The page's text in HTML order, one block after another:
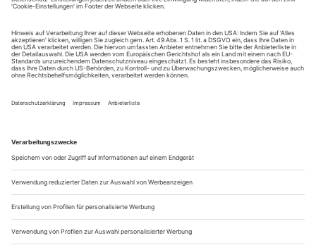
Johann Simon Mayrs «Fedra»
Frieder Bernius ist immer für eine Überraschung gut. Vor
Kurzem erst holte er Schuberts unbekannte Oper «Sakontala»
ans Licht, nicht lange danach legte er mit der Uraufführung
Archiv verstaubt war. Auch diese Ausgrabung liegt nun beim
Label Carus auf...
Virginias Prospero
Jeden Sommer lädt Lorin Maazel junge Talente auf seinen Landsitz
Castleton Farms ein - zum Beispiel, um ein kleines Britten-Festival